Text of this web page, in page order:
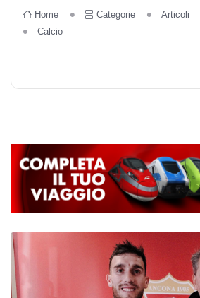
Home Categorie Articoli
Calcio